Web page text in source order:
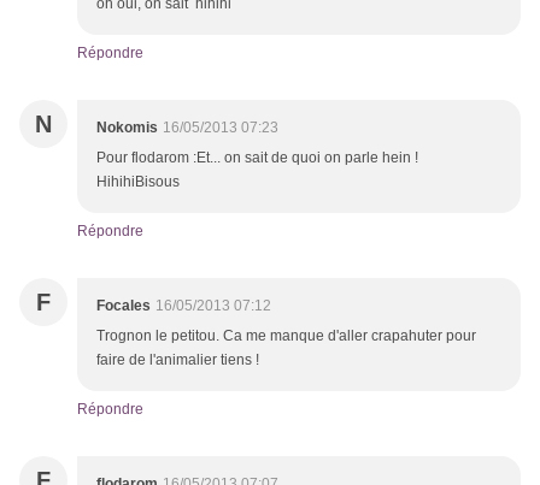
oh oui, on sait hihihi
Répondre
N Nokomis 16/05/2013 07:23
Pour flodarom :Et... on sait de quoi on parle hein !
HihihiBisous
Répondre
F Focales 16/05/2013 07:12
Trognon le petitou. Ca me manque d'aller crapahuter pour
faire de l'animalier tiens !
Répondre